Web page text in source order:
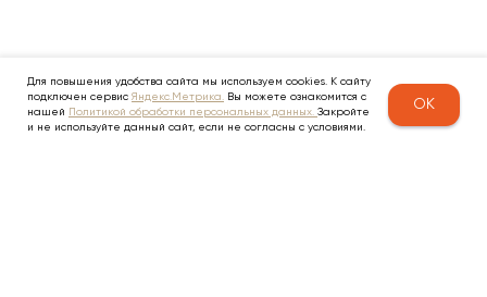
Для повышения удобства сайта мы используем cookies. К сайту
подключен сервис Яндекс.Метрика. Вы можете ознакомится с
нашей Политикой обработки персональных данных. Закройте
и не используйте данный сайт, если не согласны с условиями.
OK